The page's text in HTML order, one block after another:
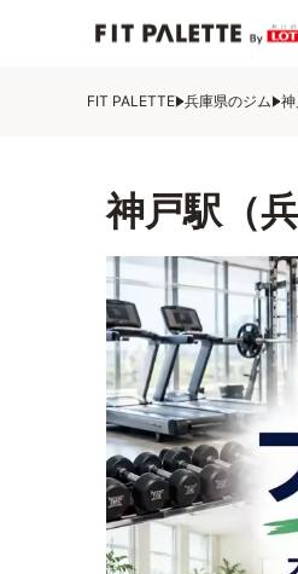
FIT PALETTE 兵庫県のジム
神戸駅（